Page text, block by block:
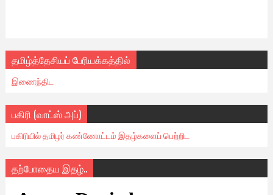
தமிழ்த்தேசியப் பேரியக்கத்தில்
இணைந்திட
பகிரி (வாட்ஸ் அப்)
பகிரியில் தமிழர் கண்ணோட்டம் இதழ்களைப் பெற்றிட
தற்போதைய இதழ்..